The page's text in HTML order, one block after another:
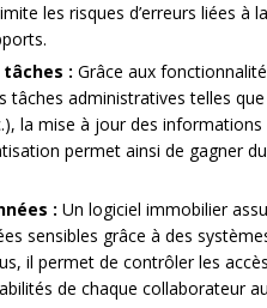
les risques d’erreurs liées à
: Grâce aux
tâches administratives telles
la mise à jour des informations
permet ainsi de gagner
: Un logiciel immobilier
sensibles grâce à des
il permet de contrôler les
de chaque collaborateur